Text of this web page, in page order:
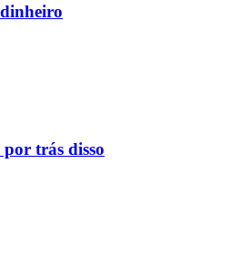
trás disso